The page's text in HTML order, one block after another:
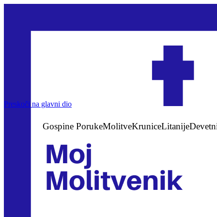
Preskoči na glavni dio
Gospine PorukeMolitveKruniceLitanije